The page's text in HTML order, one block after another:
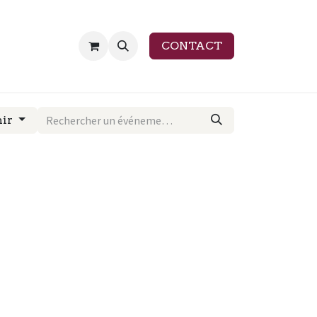
CONTACT